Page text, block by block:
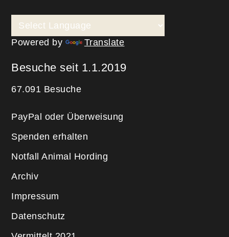
Powered by Translate
Besuche seit 1.1.2019
67.091 Besuche
PayPal oder Überweisung
Spenden erhalten
Notfall Animal Hording
Archiv
Impressum
Datenschutz